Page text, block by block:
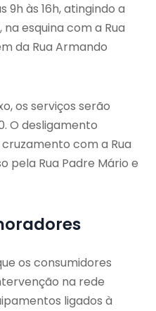
às 16h, atingindo a
na esquina com a Rua
da Rua Armando
os serviços serão
O desligamento
com a Rua
pela Rua Padre Mário e
os consumidores
na rede
ligados à